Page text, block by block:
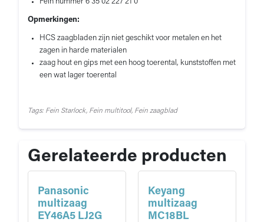
Opmerkingen:
HCS zaagbladen zijn niet geschikt voor metalen en het
zagen in harde materialen
zaag hout en gips met een hoog toerental, kunststoffen met
een wat lager toerental
Tags: Fein Starlock, Fein multitool, Fein zaagblad
Gerelateerde producten
Panasonic
multizaag
EY46A5 LJ2G
Keyang
multizaag
MC18BL